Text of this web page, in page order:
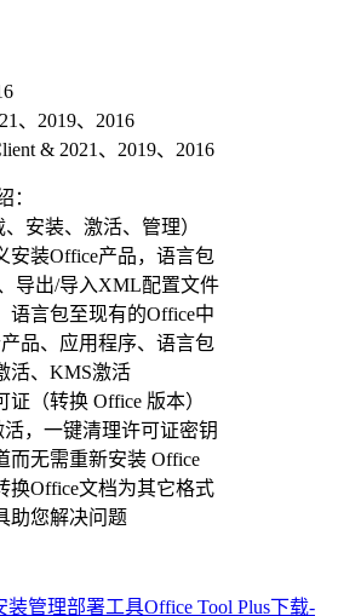
、2019、2016
& 2021、2019、2016
：
安装、激活、管理）
安装Office产品，语言包
导出/导入XML配置文件
语言包至现有的Office中
品、应用程序、语言包
活、KMS激活
证（转换 Office 版本）
活，一键清理许可证密钥
而无需重新安装 Office
换Office文档为其它格式
助您解决问题
装管理部署工具Office Tool Plus下载-